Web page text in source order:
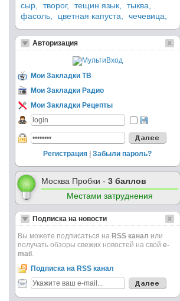
сыр,
творог, тещин язык,
тыква,
фасоль,
цветная капуста, чечевица,
Авторизация
Мои Закладки ТВ
Мои Закладки Радио
Мои Закладки Рецепты
Регистрация Забыли пароль?
Москва Пробки - 3 баллов
Местами затруднения
Подписка на новости
Вы можете подписаться на RSS канал или
получать обзоры свежих новостей на свой e-
mail .
Подписка на RSS канал